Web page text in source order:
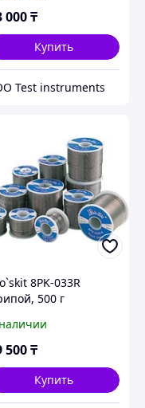
000₸
Купить
Test instruments
8PK-033R
500 г
500₸
Купить